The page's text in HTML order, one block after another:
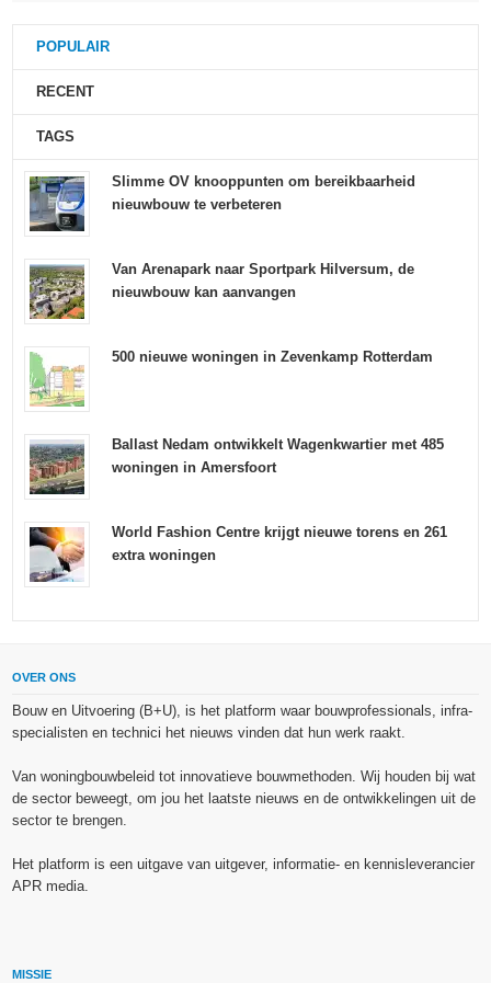
POPULAIR
RECENT
TAGS
Slimme OV knooppunten om bereikbaarheid
nieuwbouw te verbeteren
Van Arenapark naar Sportpark Hilversum, de
nieuwbouw kan aanvangen
500 nieuwe woningen in Zevenkamp Rotterdam
Ballast Nedam ontwikkelt Wagenkwartier met 485
woningen in Amersfoort
World Fashion Centre krijgt nieuwe torens en 261
extra woningen
OVER ONS
Bouw en Uitvoering (B+U), is het platform waar bouwprofessionals, infra-
specialisten en technici het nieuws vinden dat hun werk raakt.
Van woningbouwbeleid tot innovatieve bouwmethoden. Wij houden bij wat
de sector beweegt, om jou het laatste nieuws en de ontwikkelingen uit de
sector te brengen.
Het platform is een uitgave van uitgever, informatie- en kennisleverancier
APR media.
MISSIE